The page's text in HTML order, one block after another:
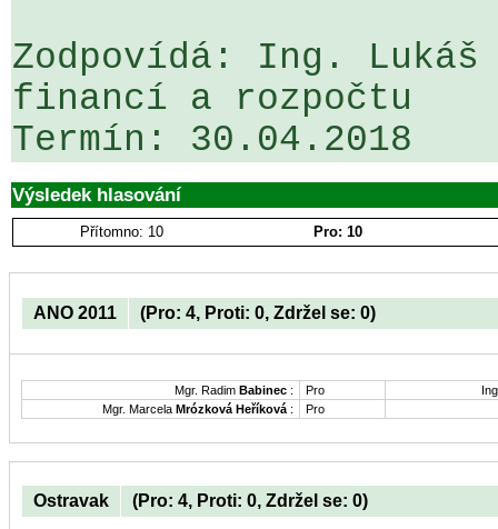
Zodpovídá: Ing.
financí a rozpočtu
Výsledek hlasování
Přítomno: 10 Pro: 10
ANO 2011 (Pro: 4, Proti: 0, Zdržel se: 0)
Mgr. Radim Babinec : Pro
Mgr. Marcela Mrózková Heříková : Pro
Ostravak (Pro: 4, Proti: 0, Zdržel se: 0)